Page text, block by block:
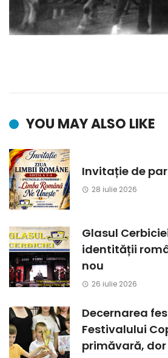
YOU MAY ALSO LIKE
Invitație de
28 iulie 2026
Glasul
identității
nou
26 iulie 2026
Decernarea
Festivalului
primăvară, dor